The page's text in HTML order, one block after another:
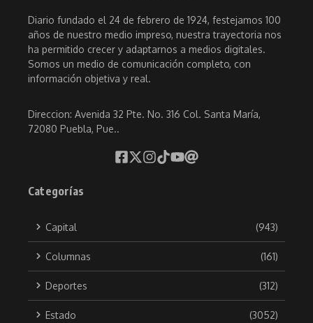
Diario fundado el 24 de febrero de 1924, festejamos 100
años de nuestro medio impreso, nuestra trayectoria nos
ha permitido crecer y adaptarnos a medios digitales.
Somos un medio de comunicación completo, con
información objetiva y real.
Direccion: Avenida 32 Pte. No. 316 Col. Santa María,
72080 Puebla, Pue..
Categorías
Capital (943)
Columnas (161)
Deportes (312)
Estado (3052)